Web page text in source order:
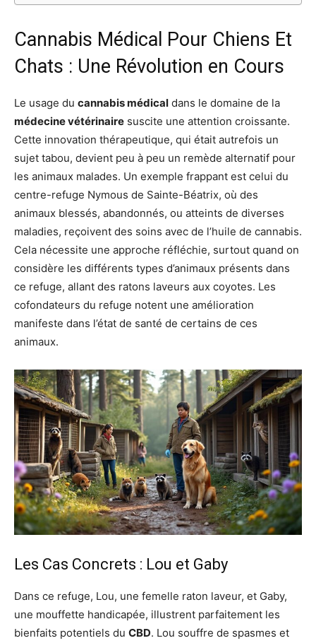
Cannabis Médical Pour Chiens Et
Chats : Une Révolution en Cours
Le usage du cannabis médical dans le domaine de la
médecine vétérinaire suscite une attention croissante.
Cette innovation thérapeutique, qui était autrefois un
sujet tabou, devient peu à peu un remède alternatif pour
les animaux malades. Un exemple frappant est celui du
centre-refuge Nymous de Sainte-Béatrix, où des
animaux blessés, abandonnés, ou atteints de diverses
maladies, reçoivent des soins avec de l’huile de cannabis.
Cela nécessite une approche réfléchie, surtout quand on
considère les différents types d’animaux présents dans
ce refuge, allant des ratons laveurs aux coyotes. Les
cofondateurs du refuge notent une amélioration
manifeste dans l’état de santé de certains de ces
animaux.
Les Cas Concrets : Lou et Gaby
Dans ce refuge, Lou, une femelle raton laveur, et Gaby,
une mouffette handicapée, illustrent parfaitement les
bienfaits potentiels du CBD. Lou souffre de spasmes et